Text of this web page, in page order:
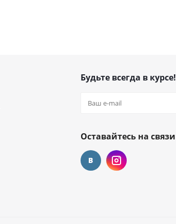
Будьте всегда в курсе!
Оставайтесь на связи